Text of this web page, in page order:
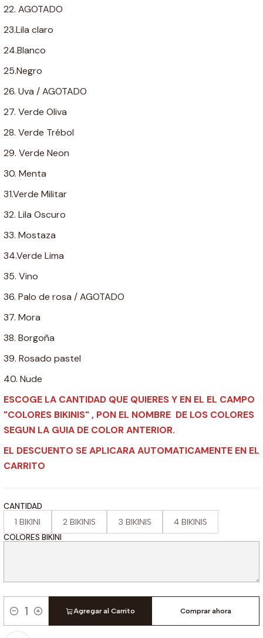
22. AGOTADO
23.Lila claro
24.Blanco
25.Negro
26. Uva / AGOTADO
27. Verde Oliva
28. Verde Trébol
29. Verde Neon
30. Menta
31.Verde Militar
32. Lila Oscuro
33. Mostaza
34.Verde Lima
35. Vino
36. Palo de rosa / AGOTADO
37. Mora
38. Borgoña
39. Rosado pastel
40. Nude
ESCOGE LA CANTIDAD QUE QUIERES Y EN EL EL CAMPO
"COLORES BIKINIS" , PON EL NOMBRE DE LOS COLORES
SEGUN LA GUIA DE COLOR ANTERIOR.
EL DESCUENTO SE APLICARA AUTOMATICAMENTE EN EL
CARRITO
CANTIDAD
1 BIKINI 2 BIKINIS 3 BIKINIS 4 BIKINIS
COLORES BIKINI
Cantidad
Agregar al Carrito Comprar ahora